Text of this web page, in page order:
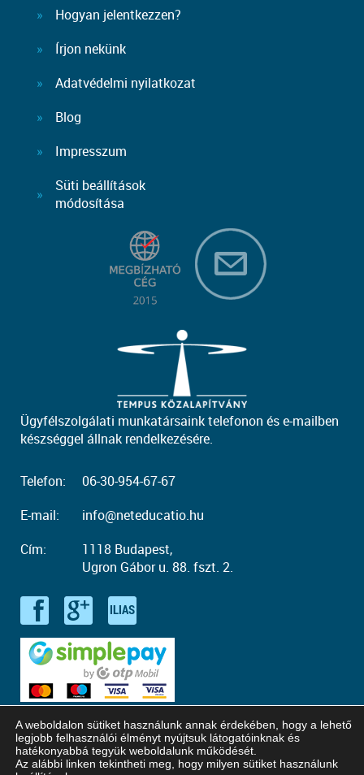
Hogyan jelentkezzen?
Írjon nekünk
Adatvédelmi nyilatkozat
Blog
Impresszum
Süti beállítások
módosítása
Ügyfélszolgálati munkatársaink telefonon és e-mailben
készséggel állnak rendelkezésére.
Telefon:
06-30-954-67-67
E-mail:
info@neteducatio.hu
Cím:
1118 Budapest,
Ugron Gábor u. 88. fszt. 2.
A weboldalon sütiket használunk annak érdekében, hogy a lehető
legjobb felhasználói élményt nyújtsuk látogatóinknak és
hatékonyabbá tegyük weboldalunk működését.
Az alábbi linken tekintheti meg, hogy milyen sütiket használunk